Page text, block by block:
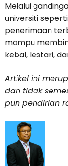
Melalui
universiti
penerimaan
mampu
kebal, lestari,
Artikel ini
dan tidak
pun pendirian